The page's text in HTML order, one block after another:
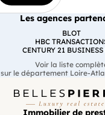
Les agences
BLOT
HBC
CENTURY 21 BUSINESS
Voir la liste
sur le département Loire-
Immobilier de